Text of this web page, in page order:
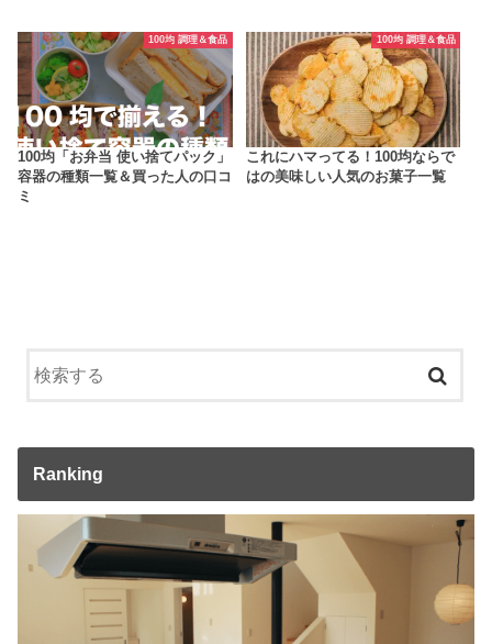
100均 調理＆食品
100均「お弁当 使い捨てパック」
容器の種類一覧＆買った人の口コ
ミ
100均 調理＆食品
これにハマってる！100均ならで
はの美味しい人気のお菓子一覧
Ranking